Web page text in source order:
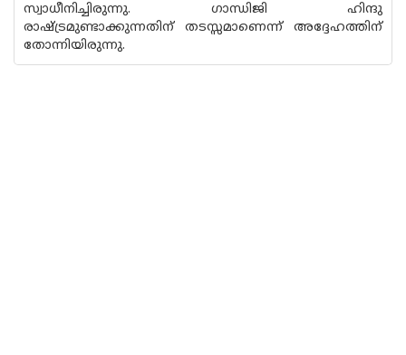
സ്വാധീനിച്ചിരുന്നു. ഗാന്ധിജി ഹിന്ദു
രാഷ്ട്രമുണ്ടാക്കുന്നതിന് തടസ്സമാണെന്ന് അദ്ദേഹത്തിന്
തോന്നിയിരുന്നു.